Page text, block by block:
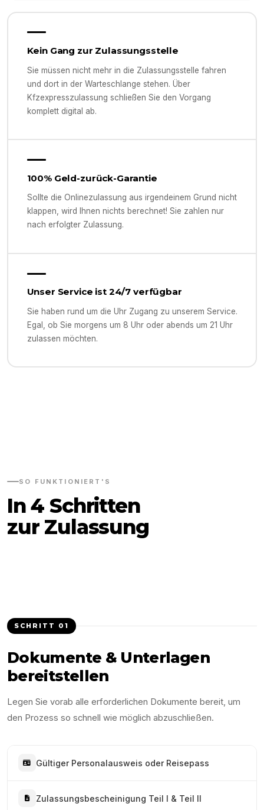
Kein Gang zur Zulassungsstelle
Sie müssen nicht mehr in die Zulassungsstelle fahren
und dort in der Warteschlange stehen. Über
Kfzexpresszulassung schließen Sie den Vorgang
komplett digital ab.
100% Geld-zurück-Garantie
Sollte die Onlinezulassung aus irgendeinem Grund nicht
klappen, wird Ihnen nichts berechnet! Sie zahlen nur
nach erfolgter Zulassung.
Unser Service ist 24/7 verfügbar
Sie haben rund um die Uhr Zugang zu unserem Service.
Egal, ob Sie morgens um 8 Uhr oder abends um 21 Uhr
zulassen möchten.
SO FUNKTIONIERT'S
In 4 Schritten
zur Zulassung
SCHRITT 01
Dokumente & Unterlagen
bereitstellen
Legen Sie vorab alle erforderlichen Dokumente bereit, um
den Prozess so schnell wie möglich abzuschließen.
Gültiger Personalausweis oder Reisepass
Zulassungsbescheinigung Teil I & Teil II